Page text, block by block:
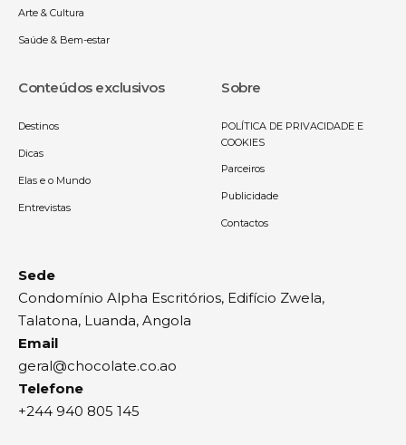
Arte & Cultura
Saúde & Bem-estar
Conteúdos exclusivos
Destinos
Dicas
Elas e o Mundo
Entrevistas
Sobre
POLÍTICA DE PRIVACIDADE E
COOKIES
Parceiros
Publicidade
Contactos
Sede
Condomínio Alpha Escritórios, Edifício Zwela,
Talatona, Luanda, Angola
Email
geral@chocolate.co.ao
Telefone
+244 940 805 145